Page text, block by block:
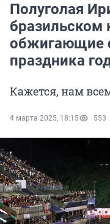
Полуголая
бразильском
обжигающие
праздника
Кажется, нам
4 марта 2025, 18:15 553